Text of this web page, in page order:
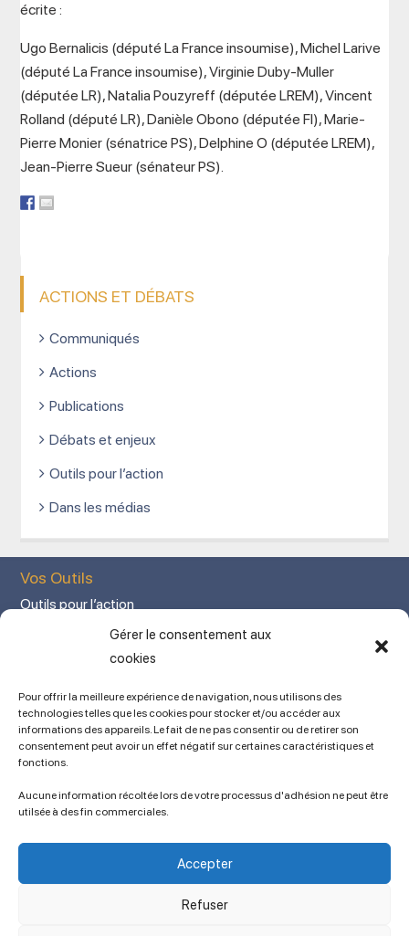
Gérer le consentement aux
cookies
Pour offrir la meilleure expérience de navigation, nous utilisons des
technologies telles que les cookies pour stocker et/ou accéder aux
informations des appareils. Le fait de ne pas consentir ou de retirer son
consentement peut avoir un effet négatif sur certaines caractéristiques et
fonctions.
Aucune information récoltée lors de votre processus d'adhésion ne peut être
utilsée à des fin commerciales.
Accepter
Refuser
écrite :
Ugo Bernalicis (député La France insoumise), Michel Larive
(député La France insoumise), Virginie Duby-Muller
(députée LR), Natalia Pouzyreff (députée LREM), Vincent
Rolland (député LR), Danièle Obono (députée FI), Marie-
Pierre Monier (sénatrice PS), Delphine O (députée LREM),
Jean-Pierre Sueur (sénateur PS).
ACTIONS ET DÉBATS
Communiqués
Actions
Publications
Débats et enjeux
Outils pour l’action
Dans les médias
Vos Outils
Outils pour l’action
Votre espace adhérent
Mon Compte adhérent
L’association
Mentions légales
Contact
Ancien site
lien vers SPIP
Copyright © 2023 APSES / Association des Professeurs de Sciences